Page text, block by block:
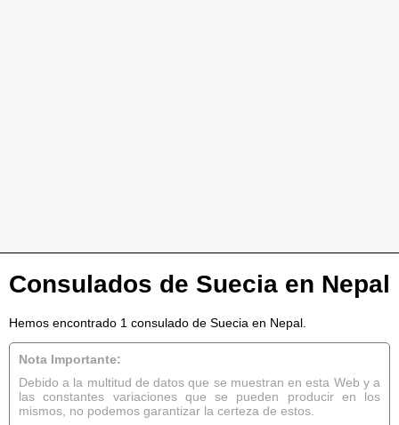
Consulados de Suecia en Nepal
Hemos encontrado 1 consulado de Suecia en Nepal.
Nota Importante:
Debido a la multitud de datos que se muestran en esta Web y a
las constantes variaciones que se pueden producir en los
mismos, no podemos garantizar la certeza de estos.